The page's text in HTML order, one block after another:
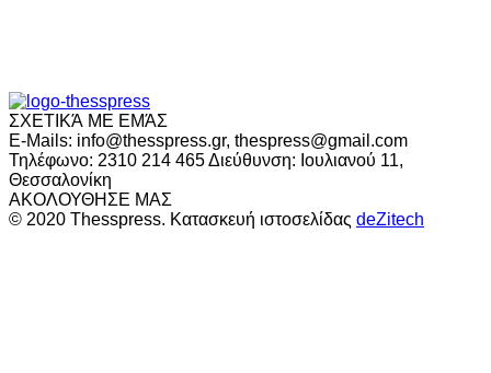
ΣΧΕΤΙΚΆ ΜΕ ΕΜΆΣ
E-Mails: info@thesspress.gr, thespress@gmail.com
Τηλέφωνο: 2310 214 465 Διεύθυνση: Ιουλιανού 11,
Θεσσαλονίκη
ΑΚΟΛΟΥΘΗΣΕ ΜΑΣ
© 2020 Thesspress. Κατασκευή ιστοσελίδας deZitech